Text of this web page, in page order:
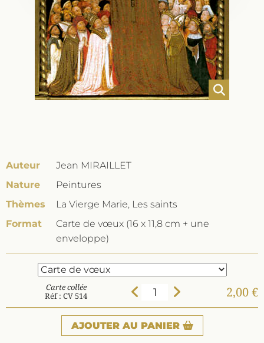
Auteur
Jean MIRAILLET
Nature
Peintures
Thèmes
La Vierge Marie, Les saints
Format
Carte de vœux (16 x 11,8 cm + une
enveloppe)
Carte collée
Réf : CV 514
2,00 €
AJOUTER AU PANIER